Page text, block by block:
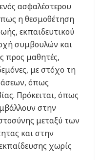
ασφαλέστερου
η θεσμοθέτηση
εκπαιδευτικού
συμβουλών και
προς μαθητές,
με στόχο τη
όπως
Πρόκειται, όπως
στην
μεταξύ των
και στην
χωρίς